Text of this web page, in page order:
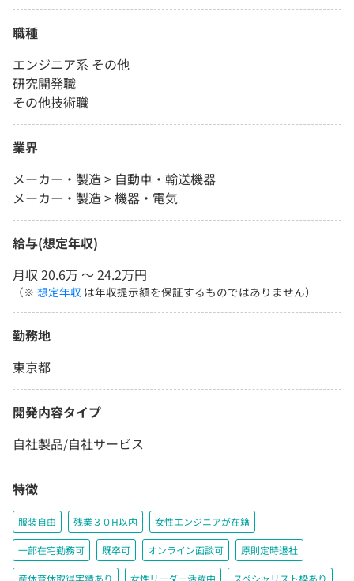
職種
エンジニア系 その他
研究開発職
その他技術職
業界
メーカー・製造 > 自動車・輸送機器
メーカー・製造 > 機器・電気
給与(想定年収)
月収 20.6万 〜 24.2万円
（※ 想定年収 は年収提示額を保証するものではありません）
勤務地
東京都
開発内容タイプ
自社製品/自社サービス
特徴
服装自由 残業３０H以内 女性エンジニアが在籍
一部在宅勤務可 既卒可 オンライン面談可 原則定時退社